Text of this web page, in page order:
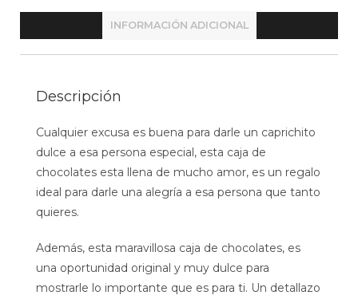
INFORMACIÓN ADICIONAL
Descripción
Cualquier excusa es buena para darle un caprichito
dulce a esa persona especial, esta caja de
chocolates esta llena de mucho amor, es un regalo
ideal para darle una alegría a esa persona que tanto
quieres.
Además, esta maravillosa caja de chocolates, es
una oportunidad original y muy dulce para
mostrarle lo importante que es para ti. Un detallazo